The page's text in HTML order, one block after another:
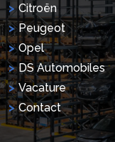
Citroën
Peugeot
Opel
DS Automobiles
Vacature
Contact